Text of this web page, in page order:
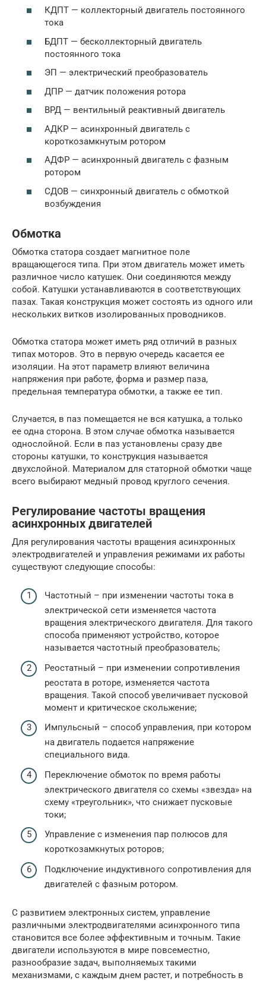
КДПТ — коллекторный двигатель постоянного
тока
БДПТ — бесколлекторный двигатель
постоянного тока
ЭП — электрический преобразователь
ДПР — датчик положения ротора
ВРД — вентильный реактивный двигатель
АДКР — асинхронный двигатель с
короткозамкнутым ротором
АДФР — асинхронный двигатель с фазным
ротором
СДОВ — синхронный двигатель с обмоткой
возбуждения
Обмотка
Обмотка статора создает магнитное поле
вращающегося типа. При этом двигатель может иметь
различное число катушек. Они соединяются между
собой. Катушки устанавливаются в соответствующих
пазах. Такая конструкция может состоять из одного или
нескольких витков изолированных проводников.
Обмотка статора может иметь ряд отличий в разных
типах моторов. Это в первую очередь касается ее
изоляции. На этот параметр влияют величина
напряжения при работе, форма и размер паза,
предельная температура обмотки, а также ее тип.
Случается, в паз помещается не вся катушка, а только
ее одна сторона. В этом случае обмотка называется
однослойной. Если в паз установлены сразу две
стороны катушки, то конструкция называется
двухслойной. Материалом для статорной обмотки чаще
всего выбирают медный провод круглого сечения.
Регулирование частоты вращения
асинхронных двигателей
Для регулирования частоты вращения асинхронных
электродвигателей и управления режимами их работы
существуют следующие способы:
Частотный – при изменении частоты тока в
электрической сети изменяется частота
вращения электрического двигателя. Для такого
способа применяют устройство, которое
называется частотный преобразователь;
Реостатный – при изменении сопротивления
реостата в роторе, изменяется частота
вращения. Такой способ увеличивает пусковой
момент и критическое скольжение;
Импульсный – способ управления, при котором
на двигатель подается напряжение
специального вида.
Переключение обмоток по время работы
электрического двигателя со схемы «звезда» на
схему «треугольник», что снижает пусковые
токи;
Управление с изменения пар полюсов для
короткозамкнутых роторов;
Подключение индуктивного сопротивления для
двигателей с фазным ротором.
С развитием электронных систем, управление
различными электродвигателями асинхронного типа
становится все более эффективным и точным. Такие
двигатели используются в мире повсеместно,
разнообразие задач, выполняемых такими
механизмами, с каждым днем растет, и потребность в